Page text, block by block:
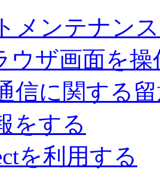
メンテナン
ウザ画面を
信に関する
をする
を利用する